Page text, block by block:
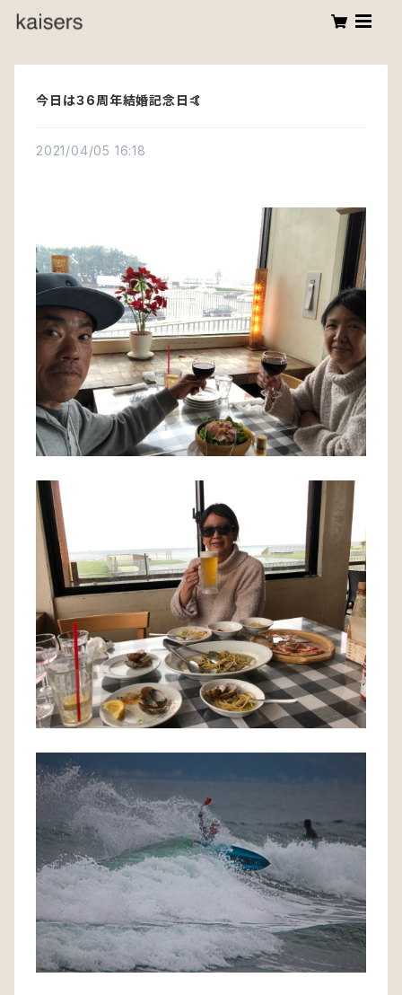
今日は３6周年結婚記念日🤙
2021/04/05 16:18